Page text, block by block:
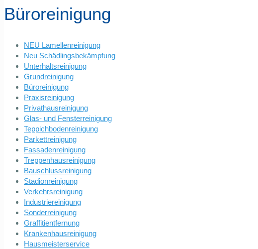
Büroreinigung
NEU Lamellenreinigung
Neu Schädlingsbekämpfung
Unterhaltsreinigung
Grundreinigung
Büroreinigung
Praxisreinigung
Privathausreinigung
Glas- und Fensterreinigung
Teppichbodenreinigung
Parkettreinigung
Fassadenreinigung
Treppenhausreinigung
Bauschlussreinigung
Stadionreinigung
Verkehrsreinigung
Industriereinigung
Sonderreinigung
Graffitientfernung
Krankenhausreinigung
Hausmeisterservice